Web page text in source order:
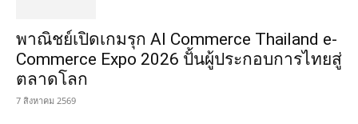
พาณิชย์เปิดเกมรุก AI Commerce Thailand e-
Commerce Expo 2026 ปั้นผู้ประกอบการไทยสู่
ตลาดโลก
7 สิงหาคม 2569